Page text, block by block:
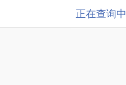
正在查询中